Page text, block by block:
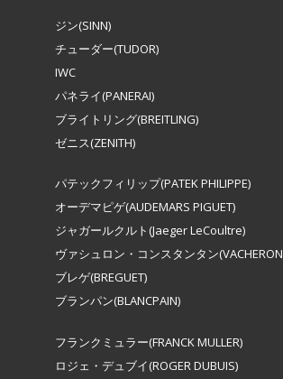
ジン(SINN)
チューダー(TUDOR)
IWC
パネライ(PANERAI)
ブライトリング(BREITLING)
ゼニス(ZENITH)
パテックフィリップ(PATEK PHILIPPE)
オーデマピゲ(AUDEMARS PIGUET)
ジャガールクルト(Jaeger LeCoultre)
ヴァシュロン・コンスタンタン
ブレゲ(BREGUET)
ブランパン(BLANCPAIN)
フランクミュラー(FRANCK MULLER)
ロジェ・デュブイ(ROGER DUBUIS)